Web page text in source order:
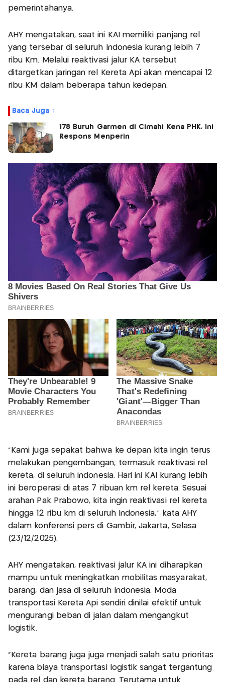
pemerintahanya.
AHY mengatakan, saat ini KAI memiliki panjang rel
yang tersebar di seluruh Indonesia kurang lebih 7
ribu Km. Melalui reaktivasi jalur KA tersebut
ditargetkan jaringan rel Kereta Api akan mencapai 12
ribu KM dalam beberapa tahun kedepan.
Baca Juga :
178 Buruh Garmen di Cimahi Kena PHK, Ini
Respons Menperin
"Kami juga sepakat bahwa ke depan kita ingin terus
melakukan pengembangan, termasuk reaktivasi rel
kereta, di seluruh indonesia. Hari ini KAI kurang lebih
ini beroperasi di atas 7 ribuan km rel kereta. Sesuai
arahan Pak Prabowo, kita ingin reaktivasi rel kereta
hingga 12 ribu km di seluruh Indonesia," kata AHY
dalam konferensi pers di Gambir, Jakarta, Selasa
(23/12/2025).
AHY mengatakan, reaktivasi jalur KA ini diharapkan
mampu untuk meningkatkan mobilitas masyarakat,
barang, dan jasa di seluruh Indonesia. Moda
transportasi Kereta Api sendiri dinilai efektif untuk
mengurangi beban di jalan dalam mengangkut
logistik.
"Kereta barang juga juga menjadi salah satu prioritas
karena biaya transportasi logistik sangat tergantung
pada rel dan kereta barang. Terutama untuk